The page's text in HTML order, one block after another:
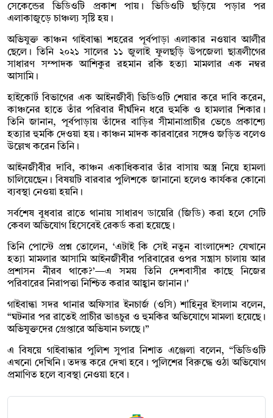
সেকেন্ডের ভিডিওটি প্রকাশ পায়। ভিডিওটি ছড়িয়ে পড়ার পর
এলাকাজুড়ে চাঞ্চল্য সৃষ্টি হয়।
অভিযুক্ত কাঞ্চন গাইবান্ধা শহরের পূর্বপাড়া এলাকার নওয়াব আলীর
ছেলে। তিনি ২০২১ সালের ১১ জুলাই ফুলছড়ি উপজেলা ছাত্রলীগের
সাধারণ সম্পাদক আশিকুর রহমান রকি হত্যা মামলার এক নম্বর
আসামি।
হাইকোর্ট বিভাগের এক আইনজীবী ভিডিওটি শেয়ার করে দাবি করেন,
কাঞ্চনের হাতে তাঁর পরিবার দীর্ঘদিন ধরে হুমকি ও হামলার শিকার।
তিনি জানান, পূর্বপাড়ায় তাঁদের বাড়ির সীমানাপ্রাচীর ভেঙে প্রকাশ্যে
হত্যার হুমকি দেওয়া হয়। কাঞ্চন মাদক কারবারের সঙ্গেও জড়িত বলেও
উল্লেখ করেন তিনি।
আইনজীবীর দাবি, কাঞ্চন একাধিকবার তাঁর বাসায় অস্ত্র নিয়ে হামলা
চালিয়েছেন। বিষয়টি বারবার পুলিশকে জানানো হলেও কার্যকর কোনো
ব্যবস্থা নেওয়া হয়নি।
সর্বশেষ বুধবার রাতে থানায় সাধারণ ডায়েরি (জিডি) করা হলে সেটি
কেবল অভিযোগ হিসেবেই রেকর্ড করা হয়েছে।
তিনি পোস্টে প্রশ্ন তোলেন, ‘এটাই কি সেই নতুন বাংলাদেশ? যেখানে
হত্যা মামলার আসামি আইনজীবীর পরিবারের ওপর সন্ত্রাস চালায় আর
প্রশাসন নীরব থাকে?’—এ সময় তিনি দেশবাসীর কাছে নিজের
পরিবারের নিরাপত্তা নিশ্চিত করার আহ্বান জানান।'
গাইবান্ধা সদর থানার অফিসার ইনচার্জ (ওসি) শাহিনুর ইসলাম বলেন,
“ঘটনার পর রাতেই প্রাচীর ভাঙচুর ও হুমকির অভিযোগে মামলা হয়েছে।
অভিযুক্তদের গ্রেপ্তারে অভিযান চলছে।”
এ বিষয়ে গাইবান্ধার পুলিশ সুপার নিশাত এঞ্জেলা বলেন, “ভিডিওটি
এখনো দেখিনি। তদন্ত করে দেখা হবে। পুলিশের বিরুদ্ধে ওঠা অভিযোগ
প্রমাণিত হলে ব্যবস্থা নেওয়া হবে।